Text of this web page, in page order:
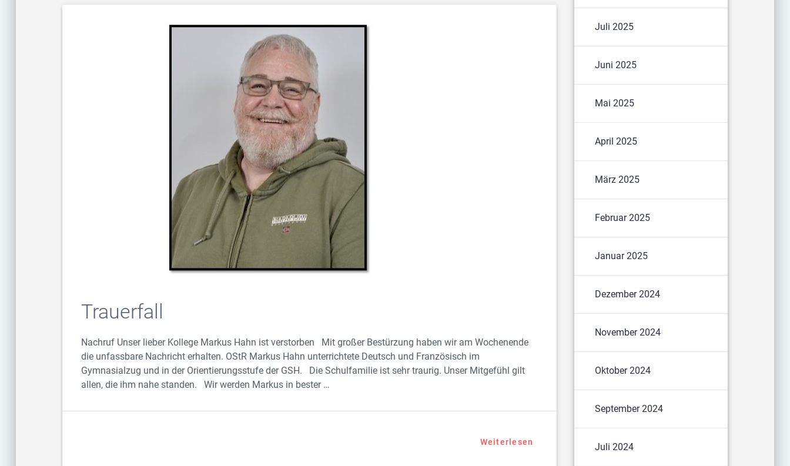
Trauerfall
Nachruf Unser lieber Kollege Markus Hahn ist verstorben Mit großer Bestürzung haben wir am Wochenende
die unfassbare Nachricht erhalten. OStR Markus Hahn unterrichtete Deutsch und Französisch im
Gymnasialzug und in der Orientierungsstufe der GSH. Die Schulfamilie ist sehr traurig. Unser Mitgefühl gilt
allen, die ihm nahe standen. Wir werden Markus in bester …
Weiterlesen
Juli 2025
Juni 2025
Mai 2025
April 2025
März 2025
Februar 2025
Januar 2025
Dezember 2024
November 2024
Oktober 2024
September 2024
Juli 2024